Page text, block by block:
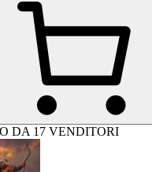
DA 17 VENDITORI